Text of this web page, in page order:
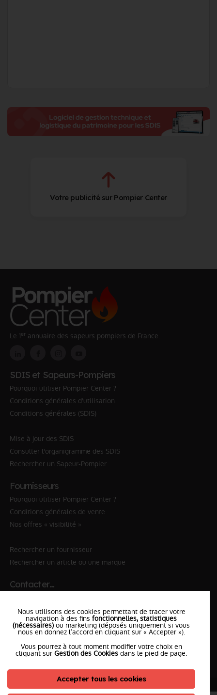
Votre publicité sur Pompier Center
Le 1er annuaire des sapeurs pompiers de France.
SDIS et Sapeurs-Pompiers
Pourquoi utiliser Pompier Center ?
Conditions générales d'utilisation
Conditions générales (SDIS)
Mise à jour des SDIS
Consulter l'organigramme des SDIS
Rechercher un Sapeur-Pompier
Fournisseurs
Pourquoi utiliser Pompier Center ?
Conditions générales de vente
Nos offres « visibilité »
Rechercher un fournisseur
Rechercher un article ou une marque
Contacter…
✆ 18№National Sapeurs-Pompiers
le SDISle plus proche
l'équipePompierCenter
©2026 Pompier Center • Mentions Légales •
Nous utilisons des cookies permettant de tracer votre
navigation à des fins fonctionnelles, statistiques
(nécessaires) ou marketing (déposés uniquement si vous
nous en donnez l’accord en cliquant sur « Accepter »).
Vous pourrez à tout moment modifier votre choix en
cliquant sur Gestion des Cookies dans le pied de page.
Accepter tous les cookies